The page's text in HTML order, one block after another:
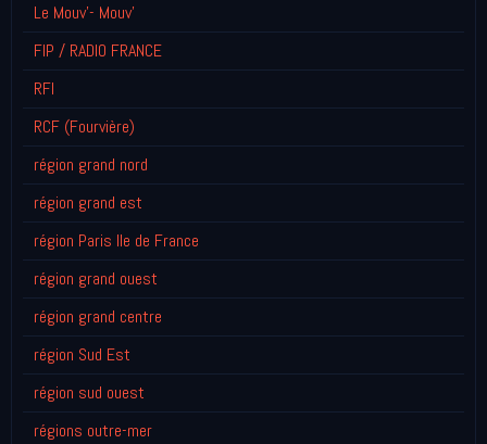
Le Mouv'- Mouv'
FIP / RADIO FRANCE
RFI
RCF (Fourvière)
région grand nord
région grand est
région Paris Ile de France
région grand ouest
région grand centre
région Sud Est
région sud ouest
régions outre-mer